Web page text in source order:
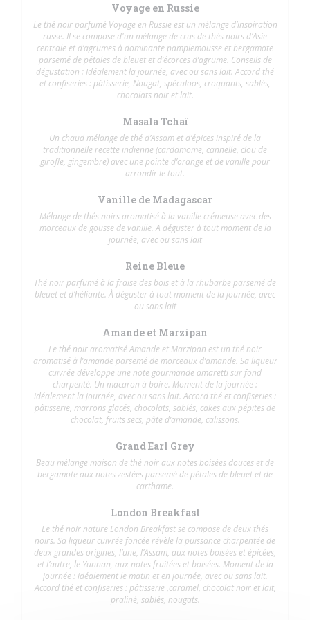
Voyage en Russie
Le thé noir parfumé Voyage en Russie est un mélange d’inspiration
russe. Il se compose d'un mélange de crus de thés noirs d’Asie
centrale et d’agrumes à dominante pamplemousse et bergamote
parsemé de pétales de bleuet et d’écorces d’agrume. Conseils de
dégustation : Idéalement la journée, avec ou sans lait. Accord thé
et confiseries : pâtisserie, Nougat, spéculoos, croquants, sablés,
chocolats noir et lait.
Masala Tchaï
Un chaud mélange de thé d’Assam et d’épices inspiré de la
traditionnelle recette indienne (cardamome, cannelle, clou de
girofle, gingembre) avec une pointe d’orange et de vanille pour
arrondir le tout.
Vanille de Madagascar
Mélange de thés noirs aromatisé à la vanille crémeuse avec des
morceaux de gousse de vanille. A déguster à tout moment de la
journée, avec ou sans lait
Reine Bleue
Thé noir parfumé à la fraise des bois et à la rhubarbe parsemé de
bleuet et d’héliante. À déguster à tout moment de la journée, avec
ou sans lait
Amande et Marzipan
Le thé noir aromatisé Amande et Marzipan est un thé noir
aromatisé à l’amande parsemé de morceaux d’amande. Sa liqueur
cuivrée développe une note gourmande amaretti sur fond
charpenté. Un macaron à boire. Moment de la journée :
idéalement la journée, avec ou sans lait. Accord thé et confiseries :
pâtisserie, marrons glacés, chocolats, sablés, cakes aux pépites de
chocolat, fruits secs, pâte d’amande, calissons.
Grand Earl Grey
Beau mélange maison de thé noir aux notes boisées douces et de
bergamote aux notes zestées parsemé de pétales de bleuet et de
carthame.
London Breakfast
Le thé noir nature London Breakfast se compose de deux thés
noirs. Sa liqueur cuivrée foncée révèle la puissance charpentée de
deux grandes origines, l’une, l’Assam, aux notes boisées et épicées,
et l’autre, le Yunnan, aux notes fruitées et boisées. Moment de la
journée : idéalement le matin et en journée, avec ou sans lait.
Accord thé et confiseries : pâtisserie ,caramel, chocolat noir et lait,
praliné, sablés, nougats.